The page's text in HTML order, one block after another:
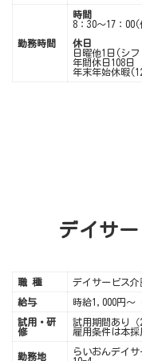
勤務時間
時間
8：30～17：
休日
日曜他1日(シフ
年間休日108日
年末年始休暇
デイサ
職 種 デイサービス介
給与 時給1,000円〜
試用・研
修
試用期間あり（
雇用条件は本採
勤務地
らいおんデイ